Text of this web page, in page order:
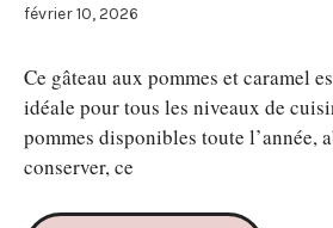
février 10, 2026
Ce gâteau aux pommes et caramel
idéale pour tous les niveaux de
pommes disponibles toute l’année,
conserver, ce